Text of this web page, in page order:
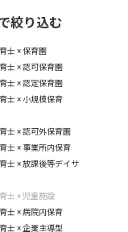
絞り込む
士 × 保育園
士 × 認可保育園
士 × 認定保育園
士 × 小規模保育
士 × 認可外保育園
士 × 事業所内保育
士 × 放課後等デイサ
士 × 児童施設
士 × 病院内保育
士 × 企業主導型